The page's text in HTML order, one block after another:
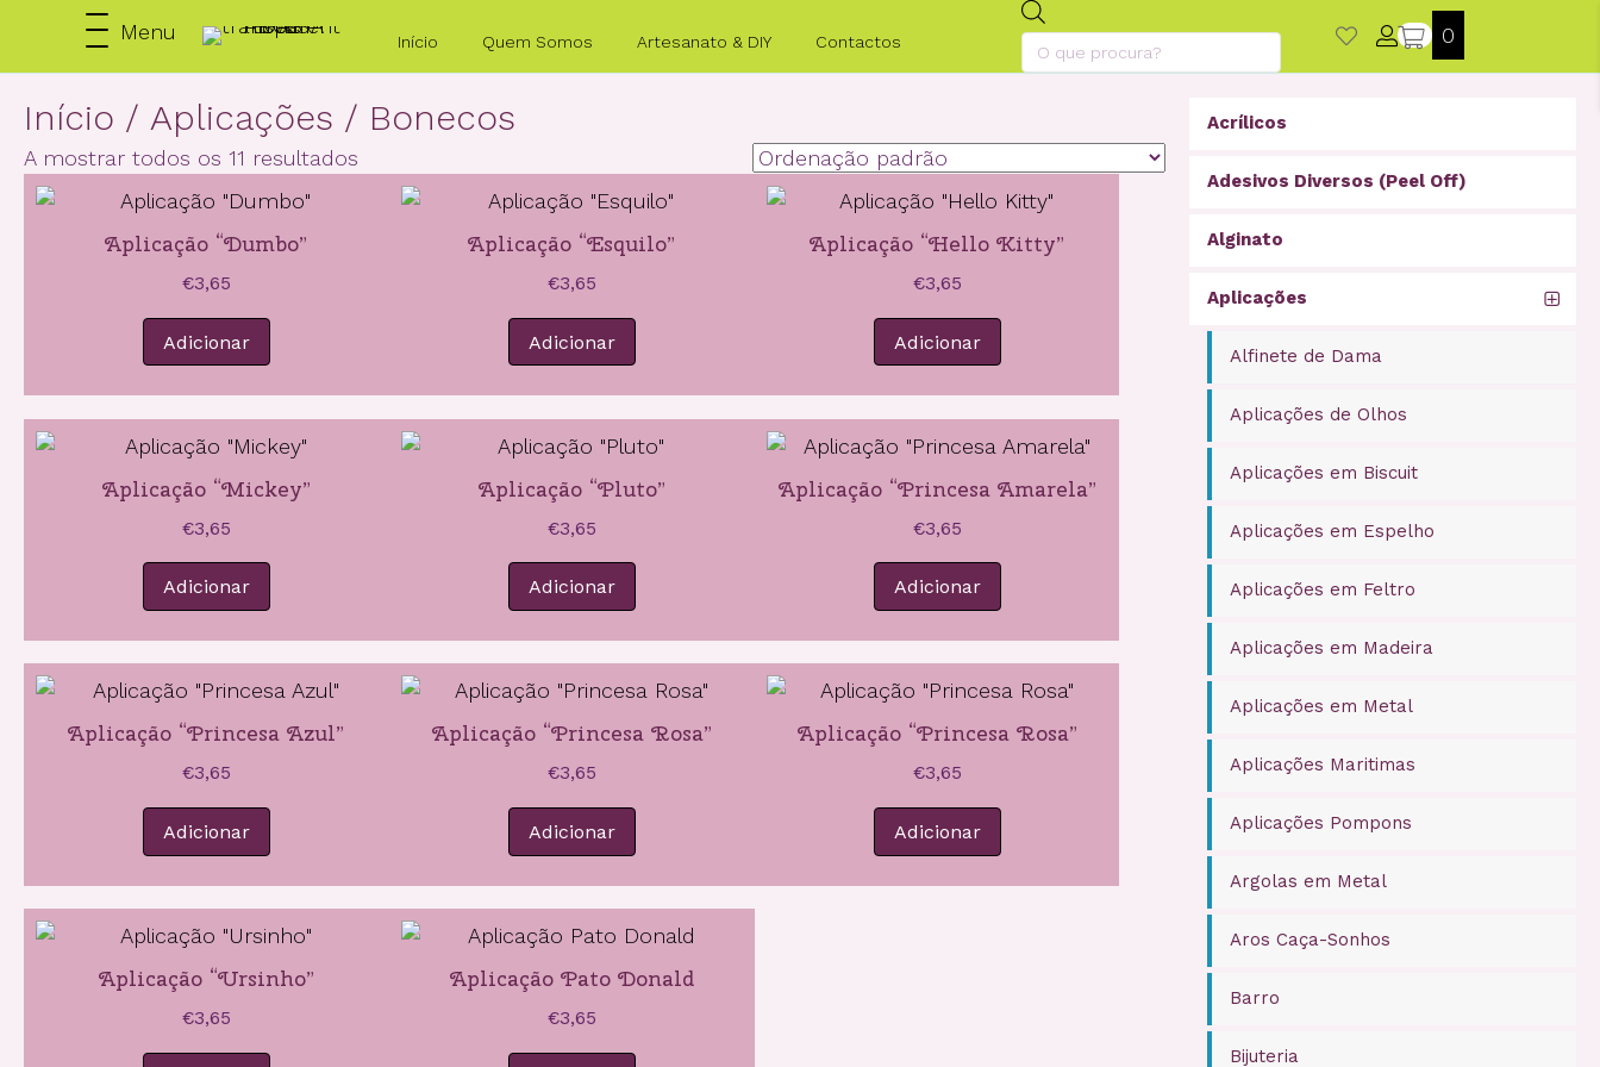
Menu Início Quem Somos Artesanato & DIY Contactos
search
0
Início / Aplicações / Bonecos
A mostrar todos os 11 resultados
Aplicação “Dumbo”
€3,65
Adicionar
Aplicação “Esquilo”
€3,65
Adicionar
Aplicação “Hello Kitty”
€3,65
Adicionar
Aplicação “Mickey”
€3,65
Adicionar
Aplicação “Pluto”
€3,65
Adicionar
Aplicação “Princesa Amarela”
€3,65
Adicionar
Aplicação “Princesa Azul”
€3,65
Adicionar
Aplicação “Princesa Rosa”
€3,65
Adicionar
Aplicação “Princesa Rosa”
€3,65
Adicionar
Aplicação “Ursinho”
€3,65
Aplicação Pato Donald
€3,65
Acrílicos
Adesivos Diversos (Peel Off)
Alginato
Aplicações
Alfinete de Dama
Aplicações de Olhos
Aplicações em Biscuit
Aplicações em Espelho
Aplicações em Feltro
Aplicações em Madeira
Aplicações em Metal
Aplicações Maritimas
Aplicações Pompons
Argolas em Metal
Aros Caça-Sonhos
Barro
Bijuteria